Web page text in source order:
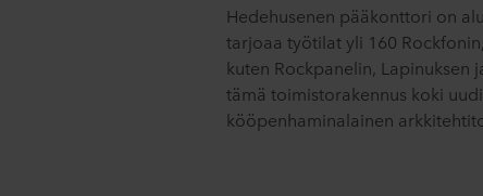
Hedehusenen pääkonttori on
tarjoaa työtilat yli 160
kuten Rockpanelin, Lapinuksen
tämä toimistorakennus koki
kööpenhaminalainen